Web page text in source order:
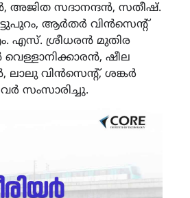
അജിത സദാനന്ദൻ, സതീഷ്.
ആർതർ വിൻസെന്റ്
എസ്. ശ്രീധരൻ മുതിര
ഷീല
ലാലു വിൻസെന്റ്, ശങ്കർ
സംസാരിച്ചു.